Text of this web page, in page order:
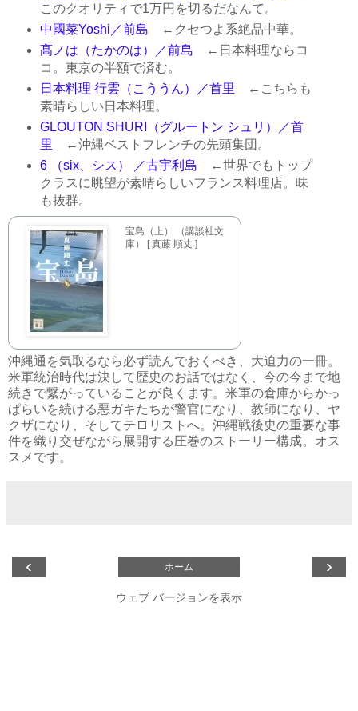
このクオリティで1万円を切るだなんて。
中國菜Yoshi／前島 ←クセつよ系絶品中華。
髙ノは（たかのは）／前島 ←日本料理ならコ
コ。東京の半額で済む。
日本料理 行雲（こううん）／首里 ←こちらも
素晴らしい日本料理。
GLOUTON SHURI（グルートン シュリ）／首
里 ←沖縄ベストフレンチの先頭集団。
6 （six、シス） ／古宇利島 ←世界でもトップ
クラスに眺望が素晴らしいフランス料理店。味
も抜群。
宝島（上） （講談社文
庫） [ 真藤 順丈 ]
沖縄通を気取るなら必ず読んでおくべき、大迫力の一冊。
米軍統治時代は決して歴史のお話ではなく、今の今まで地
続きで繋がっていることが良くます。米軍の倉庫からかっ
ぱらいを続ける悪ガキたちが警官になり、教師になり、ヤ
クザになり、そしてテロリストへ。沖縄戦後史の重要な事
件を織り交ぜながら展開する圧巻のストーリー構成。オス
スメです。
‹ ›
ホーム
ウェブ バージョンを表示